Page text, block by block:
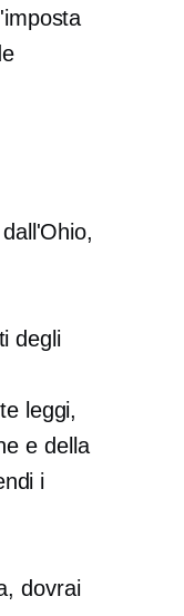
degli
leggi,
e della
i
dovrai